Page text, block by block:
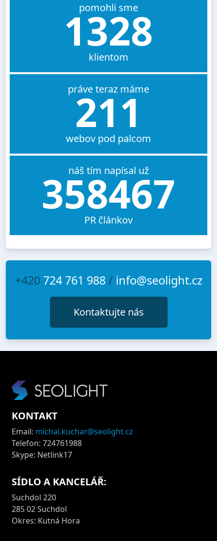
pomohli sme
1328
klientom
práve teraz máme
211
webov pod palcom
náš tím napísal už
358467
PR článkov
+420 724 761 988/ info@seolight.cz
Kontaktujte nás
KONTAKT
Email: michal.kuchar@seolight.cz
Telefon: 724761988
Skype: Netlink17
SÍDLO A KANCELÁŘ:
Suchdol 220
285 02 Suchdol
Okres: Kutná Hora